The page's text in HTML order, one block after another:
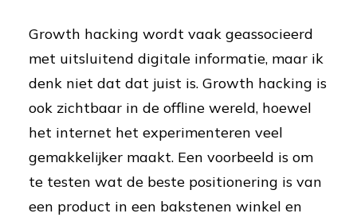
Growth hacking wordt vaak geassocieerd
met uitsluitend digitale informatie, maar ik
denk niet dat dat juist is. Growth hacking is
ook zichtbaar in de offline wereld, hoewel
het internet het experimenteren veel
gemakkelijker maakt. Een voorbeeld is om
te testen wat de beste positionering is van
een product in een bakstenen winkel en